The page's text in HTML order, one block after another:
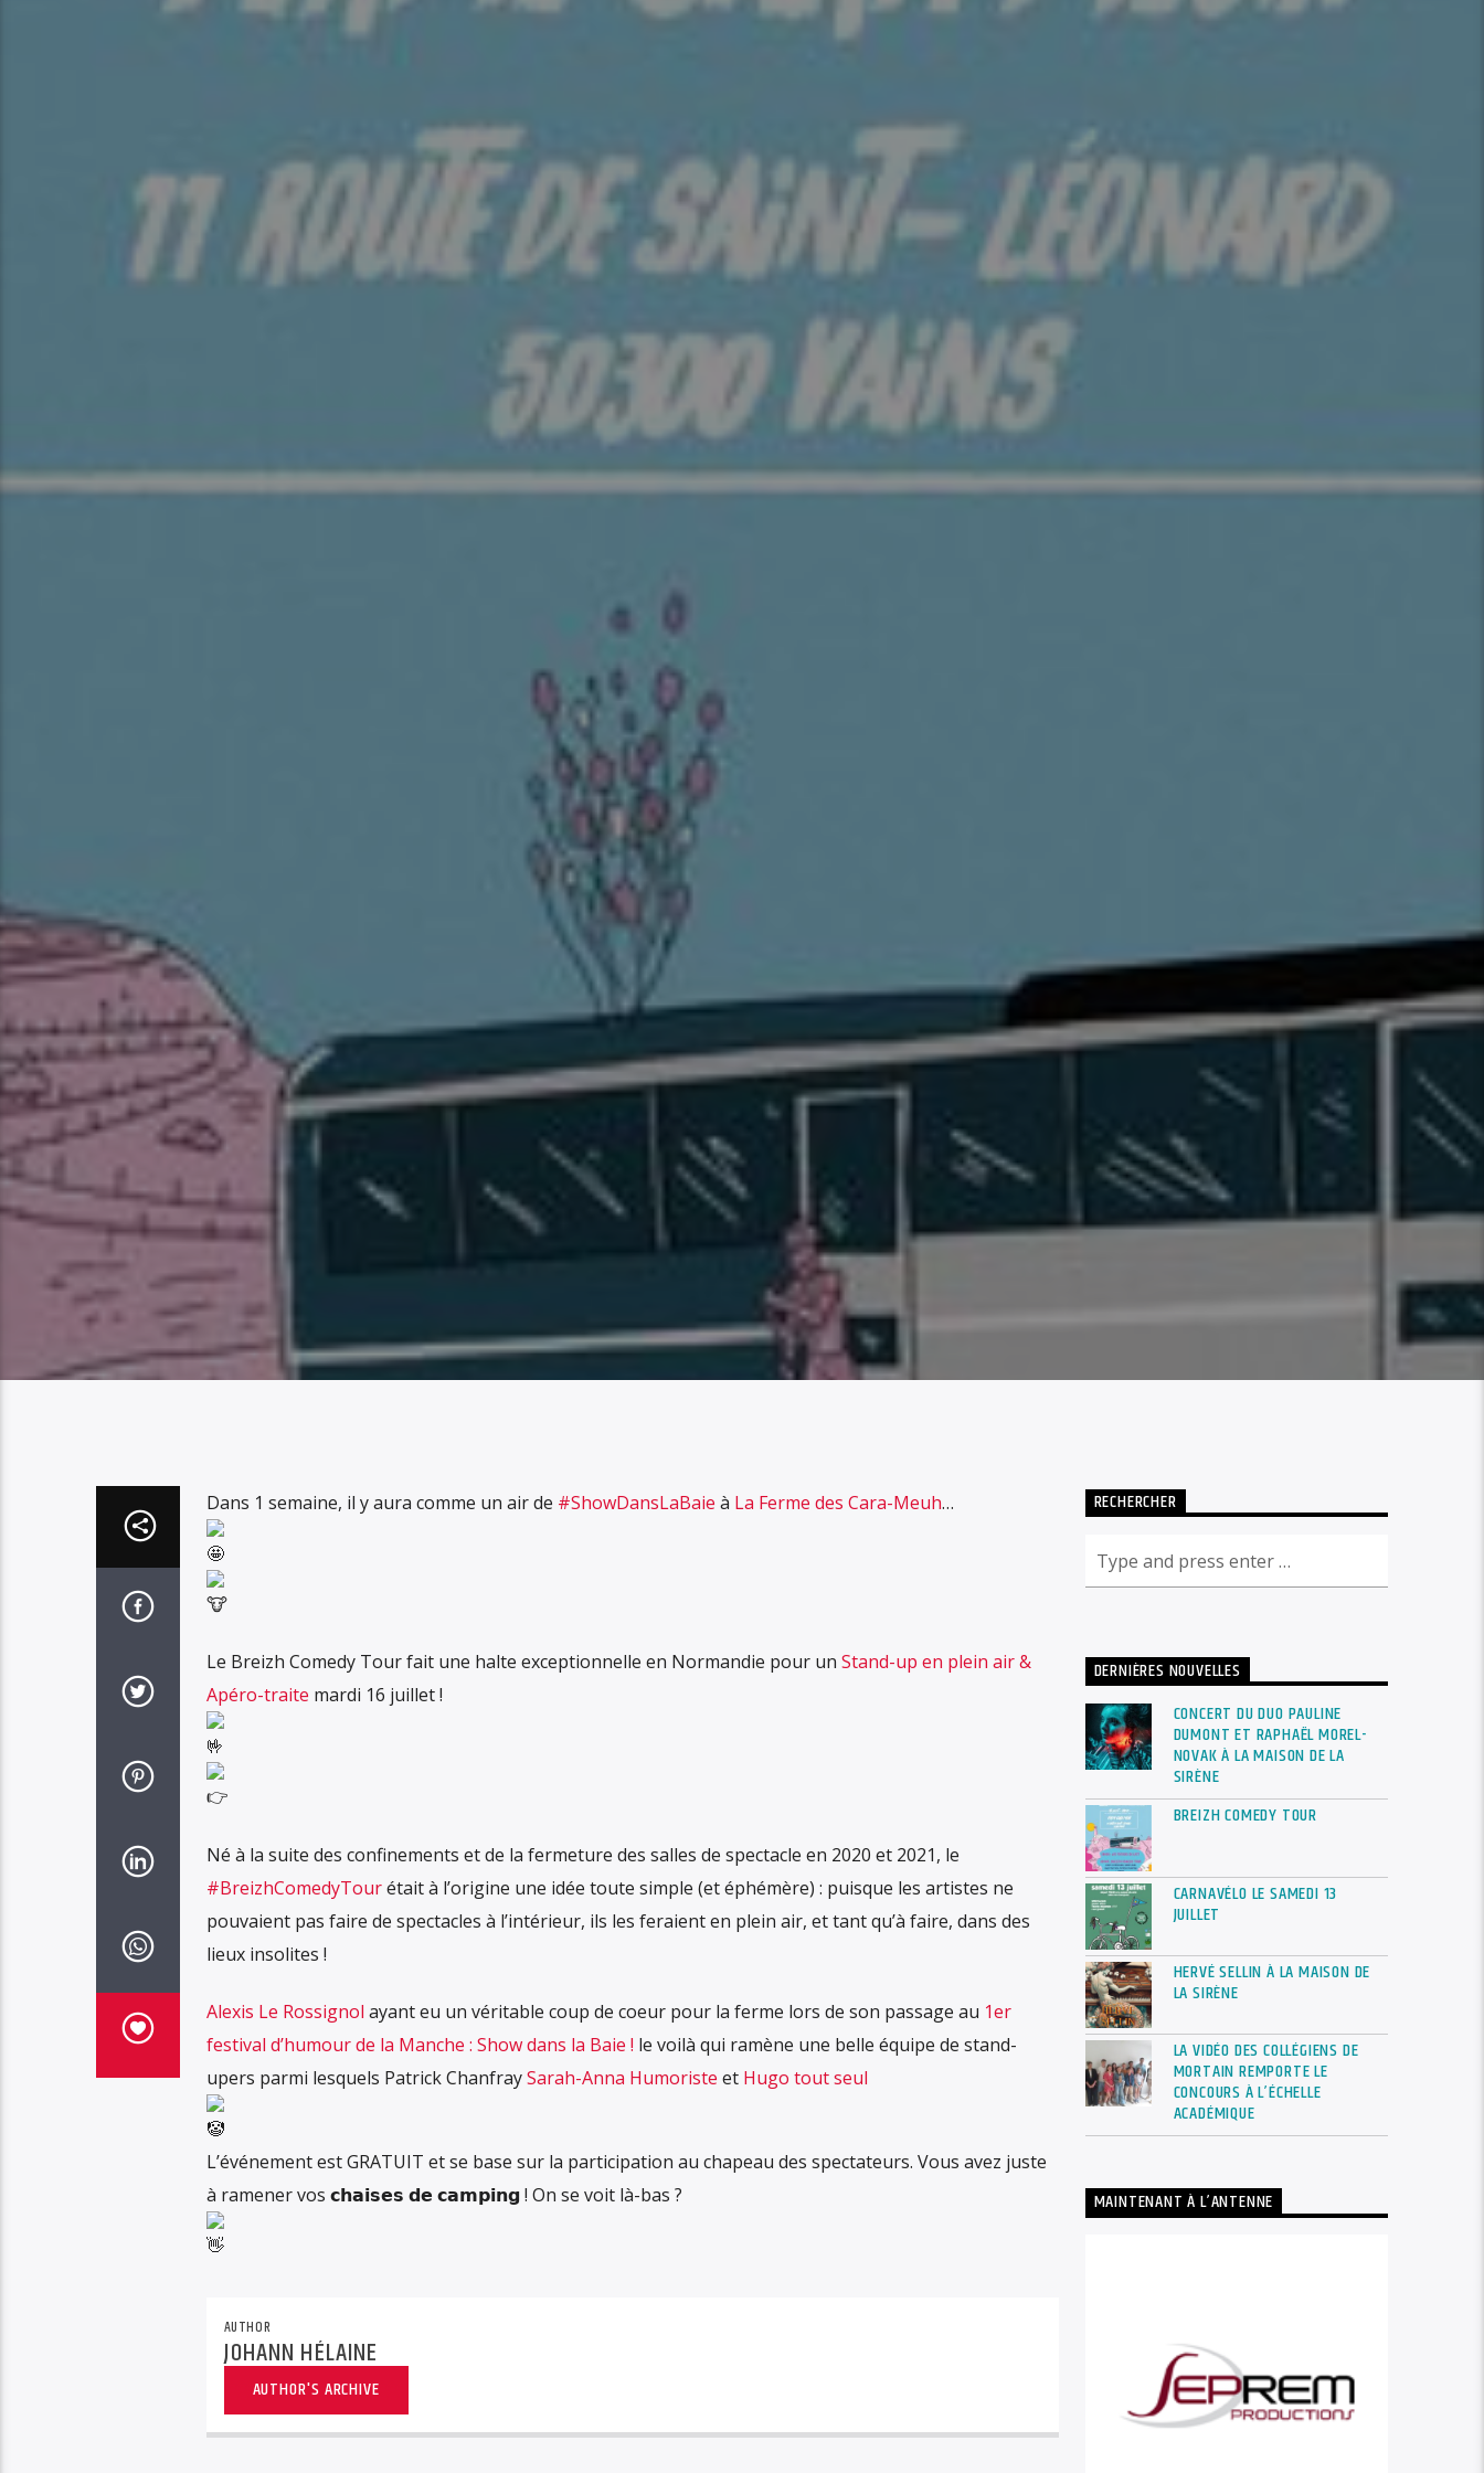
Dans 1 semaine, il y aura comme un air de #ShowDansLaBaie à La Ferme des Cara-Meuh…
Le Breizh Comedy Tour fait une halte exceptionnelle en Normandie pour un Stand-up en plein air &
Apéro-traite mardi 16 juillet !
Né à la suite des confinements et de la fermeture des salles de spectacle en 2020 et 2021, le
#BreizhComedyTourétait à l’origine une idée toute simple (et éphémère) : puisque les artistes ne
pouvaient pas faire de spectacles à l’intérieur, ils les feraient en plein air, et tant qu’à faire, dans des
lieux insolites !
Alexis Le Rossignol ayant eu un véritable coup de coeur pour la ferme lors de son passage au 1er
festival d’humour de la Manche : Show dans la Baie ! le voilà qui ramène une belle équipe de stand-
upers parmi lesquels Patrick ChanfraySarah-Anna Humoriste et Hugo tout seul
L’événement est GRATUIT et se base sur la participation au chapeau des spectateurs. Vous avez juste
à ramener vos 𝗰𝗵𝗮𝗶𝘀𝗲𝘀 𝗱𝗲 𝗰𝗮𝗺𝗽𝗶𝗻𝗴 ! On se voit là-bas ?
AUTHOR
JOHANN HÉLAINE
AUTHOR'S ARCHIVE
RECHERCHER
DERNIÈRES NOUVELLES
CONCERT DU DUO PAULINE
DUMONT ET RAPHAËL MOREL-
NOVAK À LA MAISON DE LA
SIRÈNE
BREIZH COMEDY TOUR
CARNAVÉLO LE SAMEDI 13
JUILLET
HERVÉ SELLIN À LA MAISON DE
LA SIRÈNE
LA VIDÉO DES COLLÉGIENS DE
MORTAIN REMPORTE LE
CONCOURS À L’ÉCHELLE
ACADÉMIQUE
MAINTENANT À L’ANTENNE